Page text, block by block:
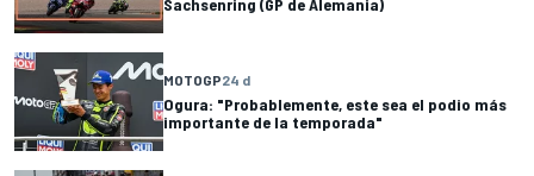
Sachsenring (GP de Alemania)
MOTOGP24 d
Ogura: "Probablemente, este sea el podio más
importante de la temporada"